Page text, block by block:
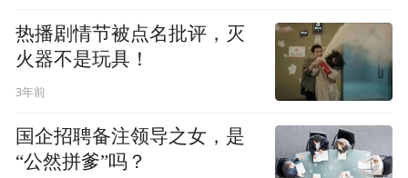
热播剧情节被点名批评，灭
火器不是玩具！
3年前
国企招聘备注领导之女，是
“公然拼爹”吗？